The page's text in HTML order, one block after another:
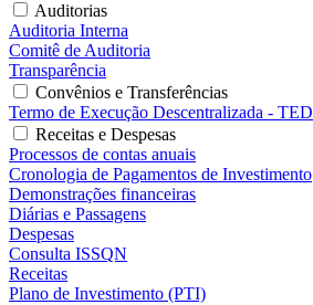
Auditorias
Auditoria Interna
Comitê de Auditoria
Transparência
Convênios e Transferências
Termo de Execução Descentralizada - TED
Receitas e Despesas
Processos de contas anuais
Cronologia de Pagamentos de Investimento
Demonstrações financeiras
Diárias e Passagens
Despesas
Consulta ISSQN
Receitas
Plano de Investimento (PTI)